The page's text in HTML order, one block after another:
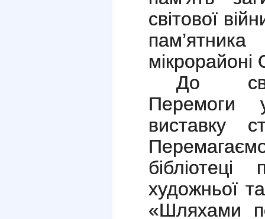
світової
мікрорайоні
До
Перемоги
виставку
бібліотеці
художньої
«Шляхами